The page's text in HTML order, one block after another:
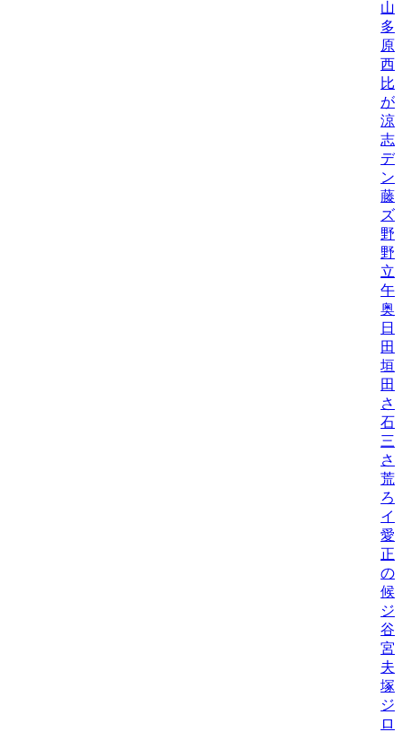
山
多
原
西
比
が
涼/
志
デ
ン
藤
ズ
野
野
立
午
奥
日
田
垣
田
さ
石
三
さ
荒
ろ
イ
愛
正
の
候/
ジ
谷
宮
夫
塚
ジ
ロ